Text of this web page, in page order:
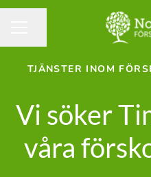
TJÄNSTER INOM
Vi söker
våra